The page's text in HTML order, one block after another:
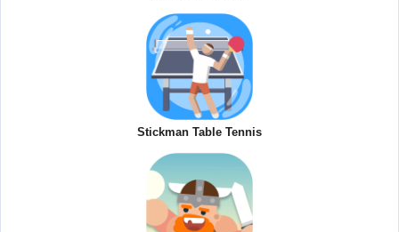
Stickman Table Tennis